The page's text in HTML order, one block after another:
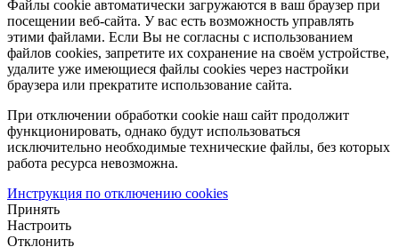
Файлы cookie автоматически загружаются в ваш браузер при
посещении веб-сайта. У вас есть возможность управлять
этими файлами. Если Вы не согласны с использованием
файлов cookies, запретите их сохранение на своём устройстве,
удалите уже имеющиеся файлы cookies через настройки
браузера или прекратите использование сайта.
При отключении обработки cookie наш сайт продолжит
функционировать, однако будут использоваться
исключительно необходимые технические файлы, без которых
работа ресурса невозможна.
Инструкция по отключению cookies
Принять
Настроить
Отклонить